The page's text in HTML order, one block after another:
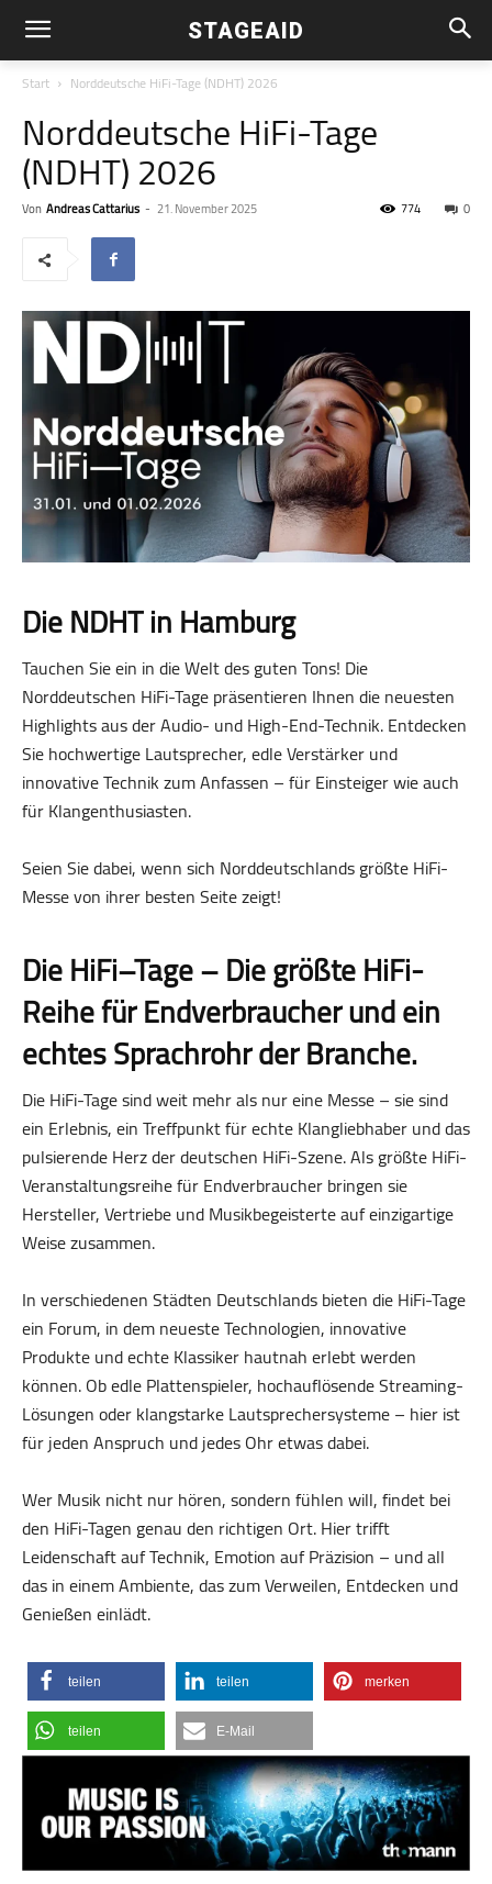
STAGEAID
Start Norddeutsche HiFi-Tage (NDHT) 2026
Norddeutsche HiFi-Tage
(NDHT) 2026
Von Andreas Cattarius - 21. November 2025 0
774
Die NDHT in Hamburg
Tauchen Sie ein in die Welt des guten Tons! Die
Norddeutschen HiFi-Tage präsentieren Ihnen die neuesten
Highlights aus der Audio- und High-End-Technik. Entdecken
Sie hochwertige Lautsprecher, edle Verstärker und
innovative Technik zum Anfassen – für Einsteiger wie auch
für Klangenthusiasten.
Seien Sie dabei, wenn sich Norddeutschlands größte HiFi-
Messe von ihrer besten Seite zeigt!
Die HiFi–Tage – Die größte HiFi-
Reihe für Endverbraucher und ein
echtes Sprachrohr der Branche.
Die HiFi-Tage sind weit mehr als nur eine Messe – sie sind
ein Erlebnis, ein Treffpunkt für echte Klangliebhaber und das
pulsierende Herz der deutschen HiFi-Szene. Als größte HiFi-
Veranstaltungsreihe für Endverbraucher bringen sie
Hersteller, Vertriebe und Musikbegeisterte auf einzigartige
Weise zusammen.
In verschiedenen Städten Deutschlands bieten die HiFi-Tage
ein Forum, in dem neueste Technologien, innovative
Produkte und echte Klassiker hautnah erlebt werden
können. Ob edle Plattenspieler, hochauflösende Streaming-
Lösungen oder klangstarke Lautsprechersysteme – hier ist
für jeden Anspruch und jedes Ohr etwas dabei.
Wer Musik nicht nur hören, sondern fühlen will, findet bei
den HiFi-Tagen genau den richtigen Ort. Hier trifft
Leidenschaft auf Technik, Emotion auf Präzision – und all
das in einem Ambiente, das zum Verweilen, Entdecken und
Genießen einlädt.
teilen teilen merken
teilen E-Mail